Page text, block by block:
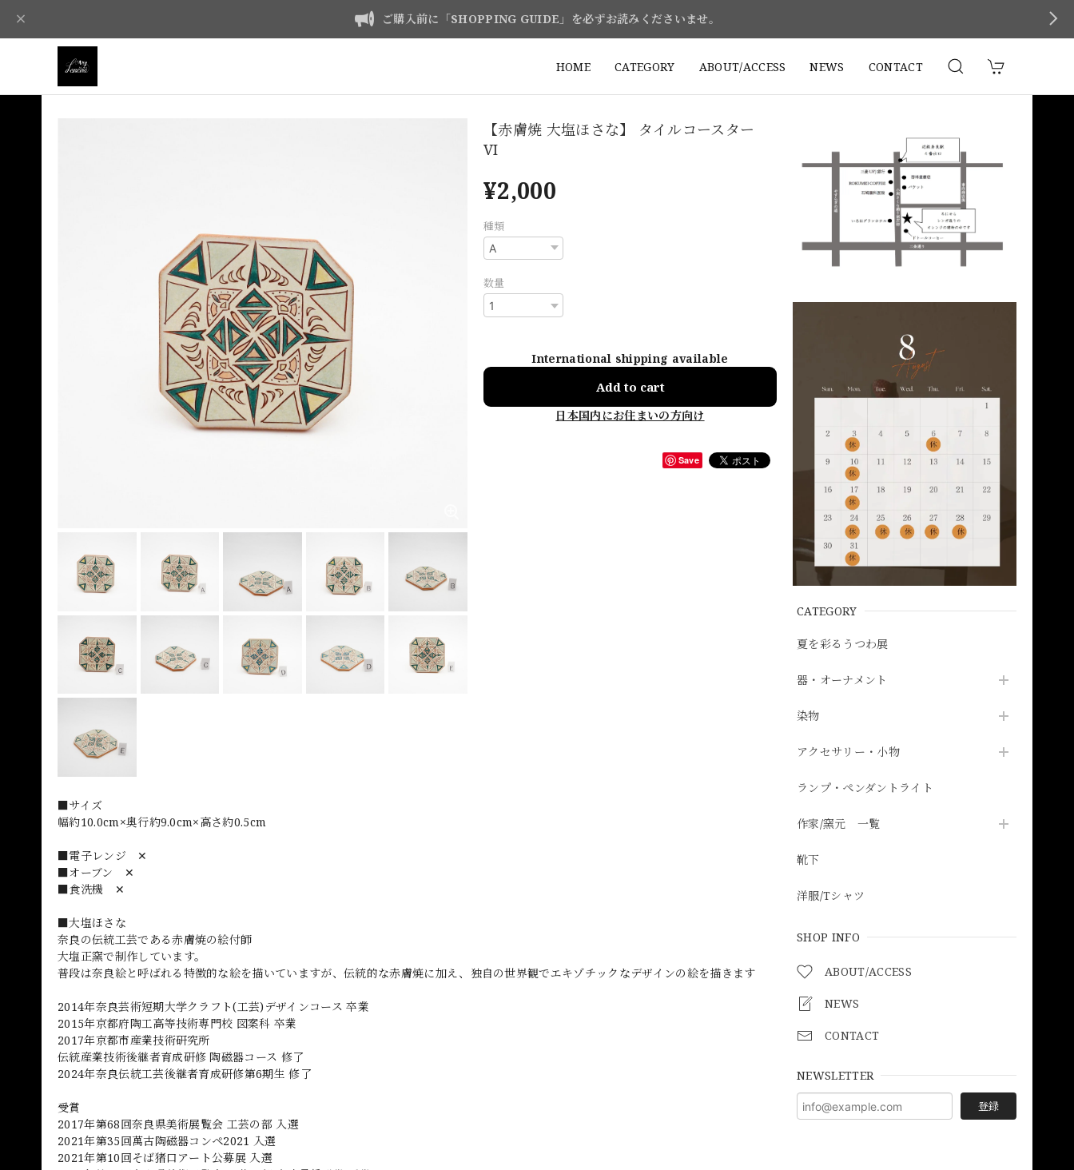
ご購入前に「SHOPPING GUIDE」を必ずお読みくださいませ。
HOME CATEGORY ABOUT/ACCESS NEWS CONTACT
CATEGORY
夏を彩るうつわ展
器・オーナメント
染物
アクセサリー・小物
ランプ・ペンダントライト
作家/窯元 一覧
靴下
洋服/Tシャツ
SHOP INFO
ABOUT/ACCESS
NEWS
CONTACT
NEWSLETTER
登録
【赤膚焼 大塩ほさな】 タイルコースター
VI
¥2,000
種類
数量
International shipping available
Add to cart
日本国内にお住まいの方向け
Save
■サイズ
幅約10.0cm×奥行約9.0cm×高さ約0.5cm
■電子レンジ ✕
■オーブン ✕
■食洗機 ✕
■大塩ほさな
奈良の伝統工芸である赤膚焼の絵付師
大塩正窯で制作しています。
普段は奈良絵と呼ばれる特徴的な絵を描いていますが、伝統的な赤膚焼に加え、独自の世界観でエキゾチックなデザインの絵を描きます
2014年奈良芸術短期大学クラフト(工芸)デザインコース 卒業
2015年京都府陶工高等技術専門校 図案科 卒業
2017年京都市産業技術研究所
伝統産業技術後継者育成研修 陶磁器コース 修了
2024年奈良伝統工芸後継者育成研修第6期生 修了
受賞
2017年第68回奈良県美術展覧会 工芸の部 入選
2021年第35回萬古陶磁器コンペ2021 入選
2021年第10回そば猪口アート公募展 入選